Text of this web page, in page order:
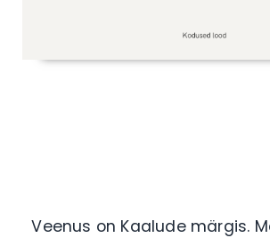
Veenus on Kaalude märgis.